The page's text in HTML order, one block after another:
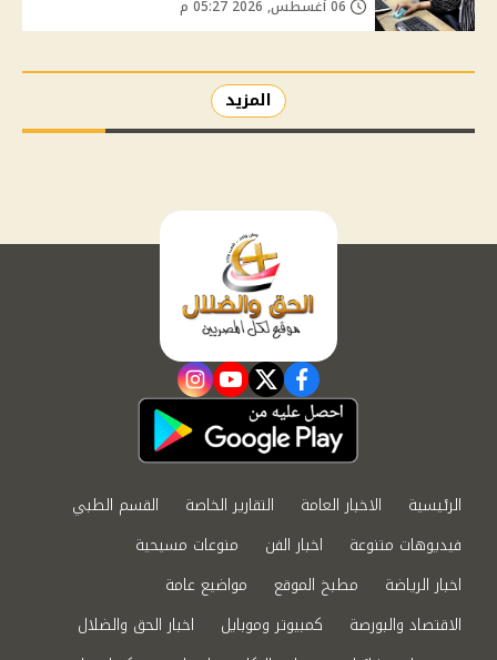
المزيد
facebook
twitter
youtube
instagram
الرئيسية الاخبار العامة التقارير الخاصة
القسم الطبي
فيديوهات متنوعة
اخبار الفن
منوعات مسيحية
اخبار الرياضة
مطبخ الموقع
مواضيع عامة
الاقتصاد والبورصة
كمبيوتر وموبايل
اخبار الحق والضلال